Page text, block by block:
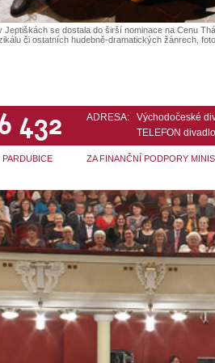
se dostala do širší nominace na Cenu
či ostatních hudebně-dramatických žánrech,
432 ADRESA: Východočeské
TELEFON
ZA FINANČNÍ PODPORY